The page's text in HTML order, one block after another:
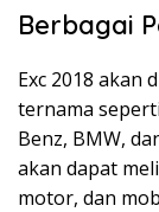
Berbagai
Exc 2018 akan
ternama
Benz, BMW,
akan dapat
motor, dan